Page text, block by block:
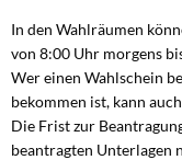
In den Wahlräumen
von 8:00 Uhr morgens
Wer einen Wahlschein
bekommen ist, kann
Die Frist zur
beantragten Unterlagen